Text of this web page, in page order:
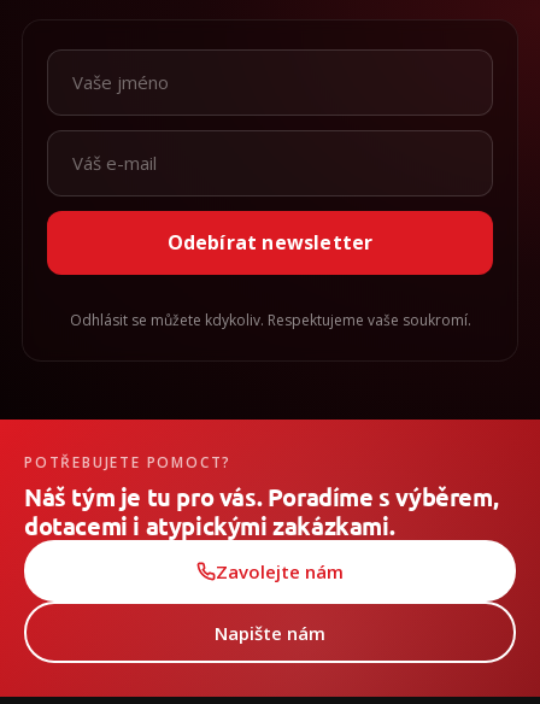
Odebírat newsletter
Odhlásit se můžete kdykoliv. Respektujeme vaše soukromí.
POTŘEBUJETE POMOCT?
Náš tým je tu pro vás. Poradíme s výběrem,
dotacemi i atypickými zakázkami.
Zavolejte nám
Napište nám